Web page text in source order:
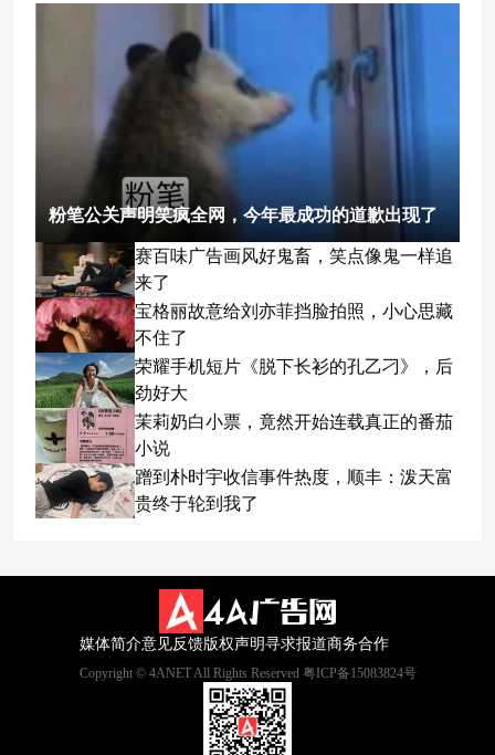
粉笔公关声明笑疯全网，今年最成功的道歉出现了
赛百味广告画风好鬼畜，笑点像鬼一样追
来了
宝格丽故意给刘亦菲挡脸拍照，小心思藏
不住了
荣耀手机短片《脱下长衫的孔乙刁》，后
劲好大
茉莉奶白小票，竟然开始连载真正的番茄
小说
蹭到朴时宇收信事件热度，顺丰：泼天富
贵终于轮到我了
媒体简介意见反馈版权声明寻求报道商务合作
Copyright © 4ANET All Rights Reserved 粤ICP备15083824号